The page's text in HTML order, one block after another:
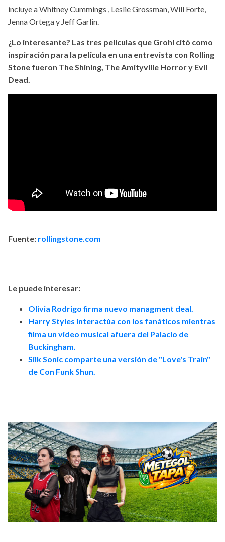
incluye a Whitney Cummings , Leslie Grossman, Will Forte,
Jenna Ortega y Jeff Garlin.
¿Lo interesante? Las tres películas que Grohl citó como
inspiración para la película en una entrevista con Rolling
Stone fueron The Shining, The Amityville Horror y Evil
Dead.
Fuente: rollingstone.com
Le puede interesar:
Olivia Rodrigo firma nuevo managment deal.
Harry Styles interactúa con los fanáticos mientras
filma un video musical afuera del Palacio de
Buckingham.
Silk Sonic comparte una versión de "Love's Train"
de Con Funk Shun.